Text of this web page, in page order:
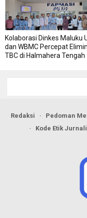
Kolaborasi Dinkes Maluku
dan WBMC Percepat
TBC di Halmahera Tengah
Redaksi Pedoman
Kode Etik